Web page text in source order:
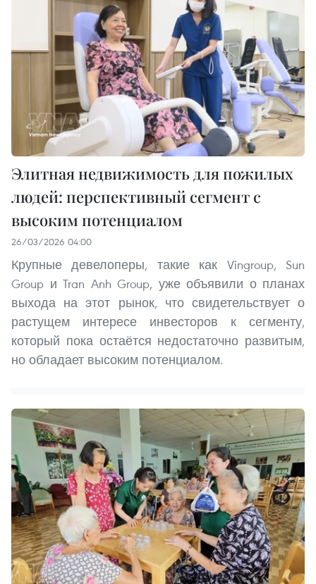
Элитная недвижимость для пожилых
людей: перспективный сегмент с
высоким потенциалом
26/03/2026 04:00
Крупные девелоперы, такие как Vingroup, Sun
Group и Tran Anh Group, уже объявили о планах
выхода на этот рынок, что свидетельствует о
растущем интересе инвесторов к сегменту,
который пока остаётся недостаточно развитым,
но обладает высоким потенциалом.